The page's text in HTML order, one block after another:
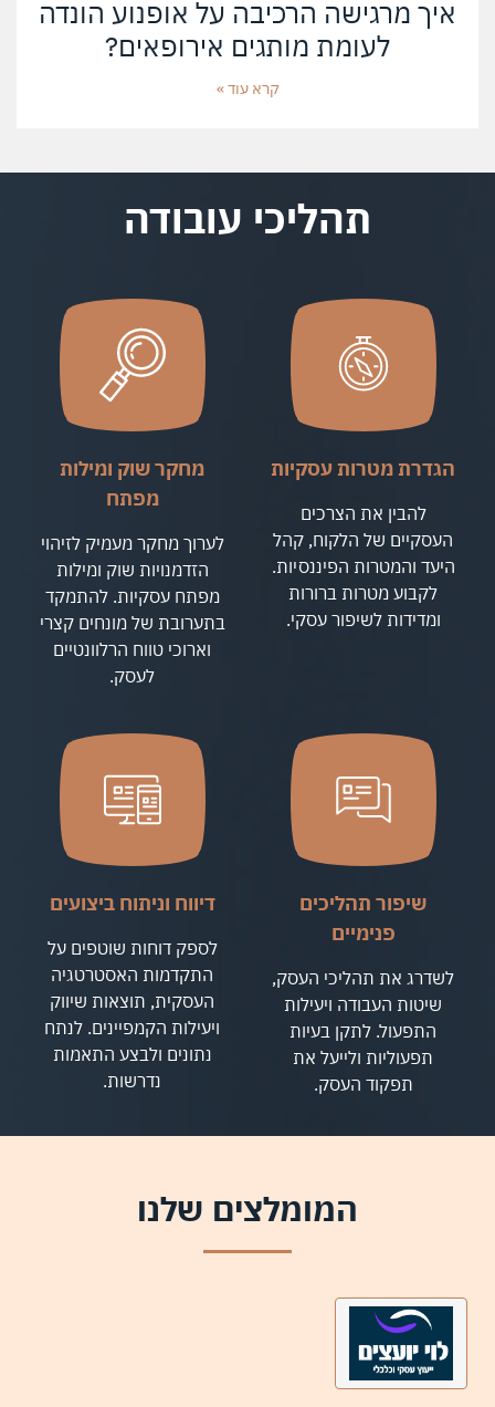
איך מרגישה הרכיבה על אופנוע הונדה
לעומת מותגים אירופאים?
קרא עוד »
תהליכי עובודה
הגדרת מטרות עסקיות
להבין את הצרכים
העסקיים של הלקוח, קהל
היעד והמטרות הפיננסיות.
לקבוע מטרות ברורות
ומדידות לשיפור עסקי.
מחקר שוק ומילות
מפתח
לערוך מחקר מעמיק לזיהוי
הזדמנויות שוק ומילות
מפתח עסקיות. להתמקד
בתערובת של מונחים קצרי
וארוכי טווח הרלוונטיים
לעסק.
שיפור תהליכים
פנימיים
לשדרג את תהליכי העסק,
שיטות העבודה ויעילות
התפעול. לתקן בעיות
תפעוליות ולייעל את
תפקוד העסק.
דיווח וניתוח ביצועים
לספק דוחות שוטפים על
התקדמות האסטרטגיה
העסקית, תוצאות שיווק
ויעילות הקמפיינים. לנתח
נתונים ולבצע התאמות
נדרשות.
המומלצים שלנו